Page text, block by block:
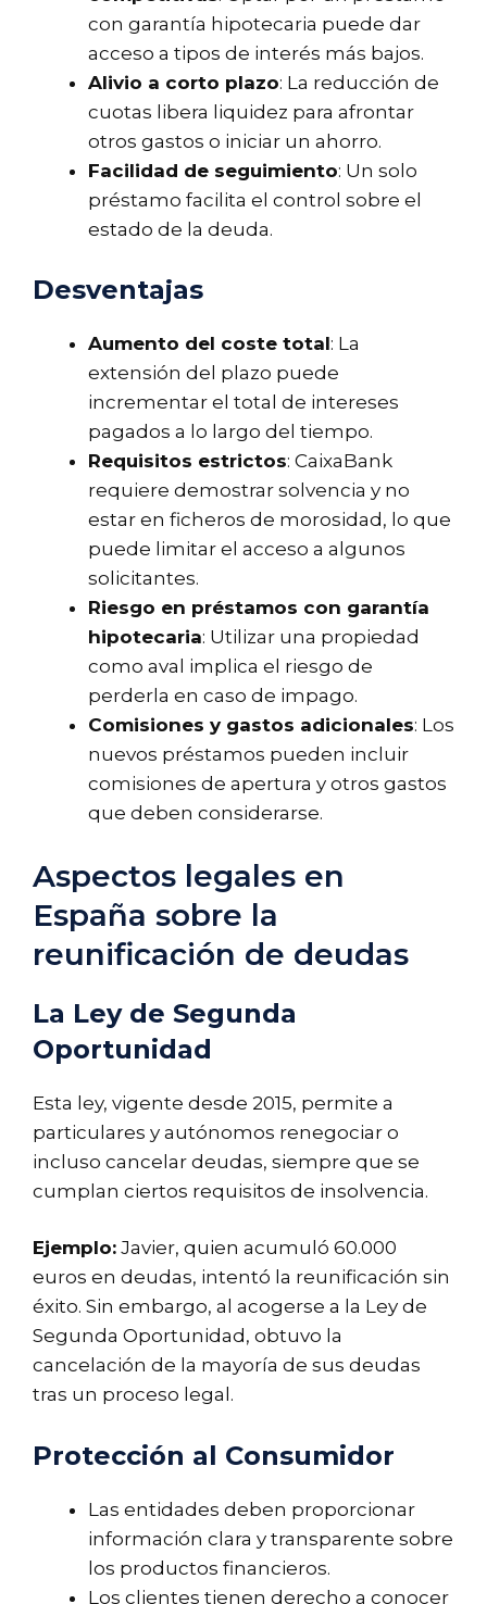
con garantía hipotecaria puede dar
acceso a tipos de interés más bajos.
Alivio a corto plazo: La reducción de
cuotas libera liquidez para afrontar
otros gastos o iniciar un ahorro.
Facilidad de seguimiento: Un solo
préstamo facilita el control sobre el
estado de la deuda.
Desventajas
Aumento del coste total: La
extensión del plazo puede
incrementar el total de intereses
pagados a lo largo del tiempo.
Requisitos estrictos: CaixaBank
requiere demostrar solvencia y no
estar en ficheros de morosidad, lo que
puede limitar el acceso a algunos
solicitantes.
Riesgo en préstamos con garantía
hipotecaria: Utilizar una propiedad
como aval implica el riesgo de
perderla en caso de impago.
Comisiones y gastos adicionales: Los
nuevos préstamos pueden incluir
comisiones de apertura y otros gastos
que deben considerarse.
Aspectos legales en
España sobre la
reunificación de deudas
La Ley de Segunda
Oportunidad
Esta ley, vigente desde 2015, permite a
particulares y autónomos renegociar o
incluso cancelar deudas, siempre que se
cumplan ciertos requisitos de insolvencia.
Ejemplo: Javier, quien acumuló 60.000
euros en deudas, intentó la reunificación sin
éxito. Sin embargo, al acogerse a la Ley de
Segunda Oportunidad , obtuvo la
cancelación de la mayoría de sus deudas
tras un proceso legal.
Protección al Consumidor
Las entidades deben proporcionar
información clara y transparente sobre
los productos financieros.
Los clientes tienen derecho a conocer